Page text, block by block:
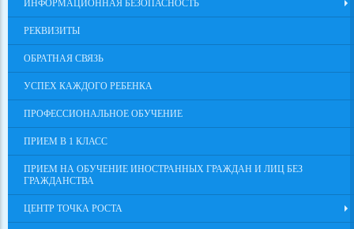
ИНФОРМАЦИОННАЯ БЕЗОПАСНОСТЬ
РЕКВИЗИТЫ
ОБРАТНАЯ СВЯЗЬ
УСПЕХ КАЖДОГО РЕБЕНКА
ПРОФЕССИОНАЛЬНОЕ ОБУЧЕНИЕ
ПРИЕМ В 1 КЛАСС
ПРИЕМ НА ОБУЧЕНИЕ ИНОСТРАННЫХ ГРАЖДАН И ЛИЦ БЕЗ
ГРАЖДАНСТВА
ЦЕНТР ТОЧКА РОСТА